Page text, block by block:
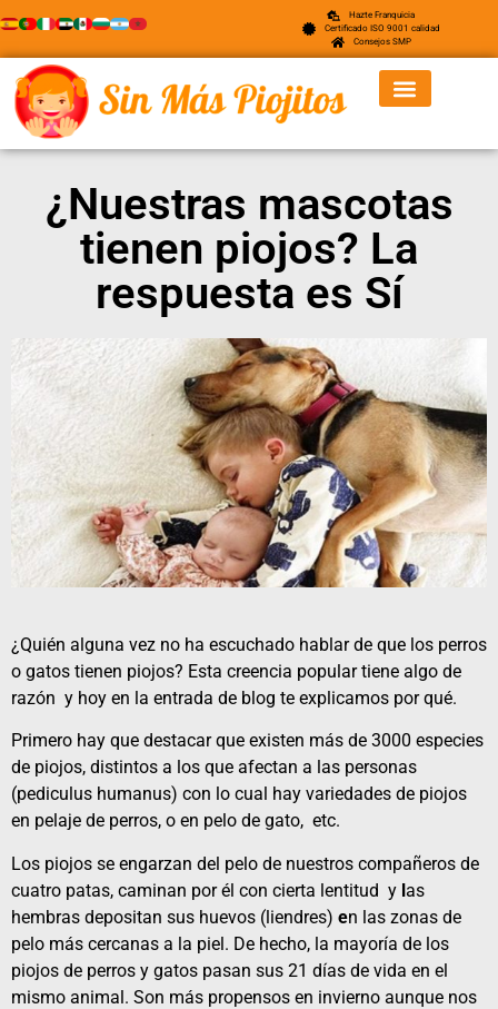
Hazte Franquicia
Certificado ISO 9001 calidad
Consejos SMP
¿Nuestras mascotas
tienen piojos? La
respuesta es Sí
¿Quién alguna vez no ha escuchado hablar de que los perros
o gatos tienen piojos? Esta creencia popular tiene algo de
razón y hoy en la entrada de blog te explicamos por qué.
Primero hay que destacar que existen más de 3000 especies
de piojos, distintos a los que afectan a las personas
(pediculus humanus) con lo cual hay variedades de piojos
en pelaje de perros, o en pelo de gato, etc.
Los piojos se engarzan del pelo de nuestros compañeros de
cuatro patas, caminan por él con cierta lentitud y las
hembras depositan sus huevos (liendres) en las zonas de
pelo más cercanas a la piel. De hecho, la mayoría de los
piojos de perros y gatos pasan sus 21 días de vida en el
mismo animal. Son más propensos en invierno aunque nos